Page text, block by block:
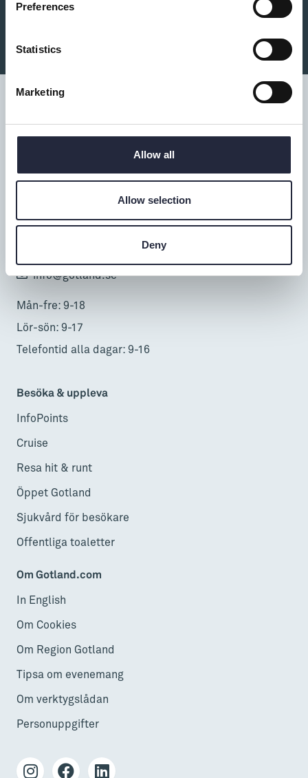
Preferences
Statistics
Marketing
Allow all
Allow selection
Deny
Du kanske också är intresserad av:
Turistbyrå
info@gotland.se
Mån-fre: 9-18
Lör-sön: 9-17
Telefontid alla dagar: 9-16
Besöka & uppleva
InfoPoints
Cruise
Resa hit & runt
Öppet Gotland
Sjukvård för besökare
Offentliga toaletter
Om Gotland.com
In English
Om Cookies
Om Region Gotland
Tipsa om evenemang
Om verktygslådan
Personuppgifter